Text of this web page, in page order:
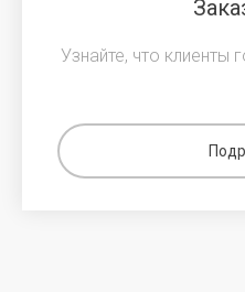
Узнайте, что клиенты